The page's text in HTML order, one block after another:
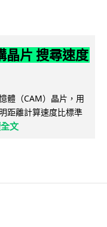
晶片 搜尋速度
體（CAM）晶片，用
距離計算速度比標準
文